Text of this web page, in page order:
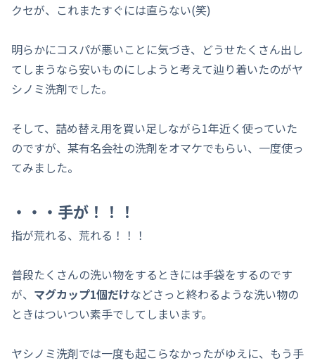
クセが、これまたすぐには直らない(笑)
明らかにコスパが悪いことに気づき、どうせたくさん出し
てしまうなら安いものにしようと考えて辿り着いたのがヤ
シノミ洗剤でした。
そして、詰め替え用を買い足しながら1年近く使っていた
のですが、某有名会社の洗剤をオマケでもらい、一度使っ
てみました。
・・・手が！！！
指が荒れる、荒れる！！！
普段たくさんの洗い物をするときには手袋をするのです
が、 マグカップ1個だけなどさっと終わるような洗い物の
ときはついつい素手でしてしまいます。
ヤシノミ洗剤では一度も起こらなかったがゆえに、もう手